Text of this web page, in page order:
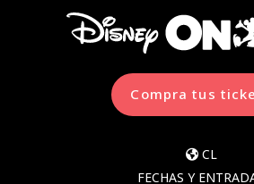
Compra tus
CL
FECHAS Y